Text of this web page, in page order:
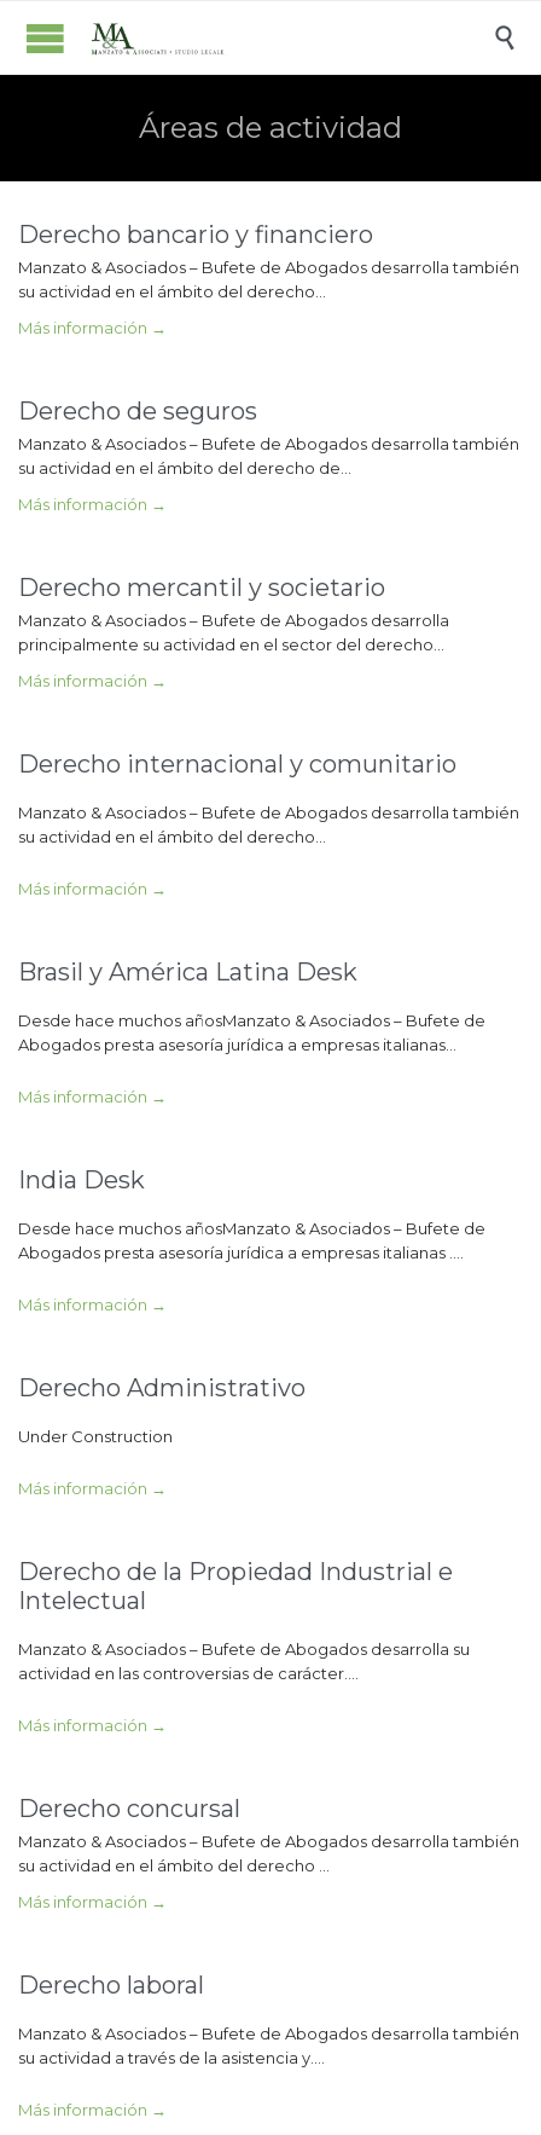

Áreas de actividad
Derecho bancario y financiero
Manzato & Asociados – Bufete de Abogados desarrolla también
su actividad en el ámbito del derecho…
Más información →
Derecho de seguros
Manzato & Asociados – Bufete de Abogados desarrolla también
su actividad en el ámbito del derecho de…
Más información →
Derecho mercantil y societario
Manzato & Asociados – Bufete de Abogados desarrolla
principalmente su actividad en el sector del derecho…
Más información →
Derecho internacional y comunitario
Manzato & Asociados – Bufete de Abogados desarrolla también
su actividad en el ámbito del derecho…
Más información →
Brasil y América Latina Desk
Desde hace muchos añosManzato & Asociados – Bufete de
Abogados presta asesoría jurídica a empresas italianas…
Más información →
India Desk
Desde hace muchos añosManzato & Asociados – Bufete de
Abogados presta asesoría jurídica a empresas italianas ….
Más información →
Derecho Administrativo
Under Construction
Más información →
Derecho de la Propiedad Industrial e
Intelectual
Manzato & Asociados – Bufete de Abogados desarrolla su
actividad en las controversias de carácter….
Más información →
Derecho concursal
Manzato & Asociados – Bufete de Abogados desarrolla también
su actividad en el ámbito del derecho …
Más información →
Derecho laboral
Manzato & Asociados – Bufete de Abogados desarrolla también
su actividad a través de la asistencia y….
Más información →